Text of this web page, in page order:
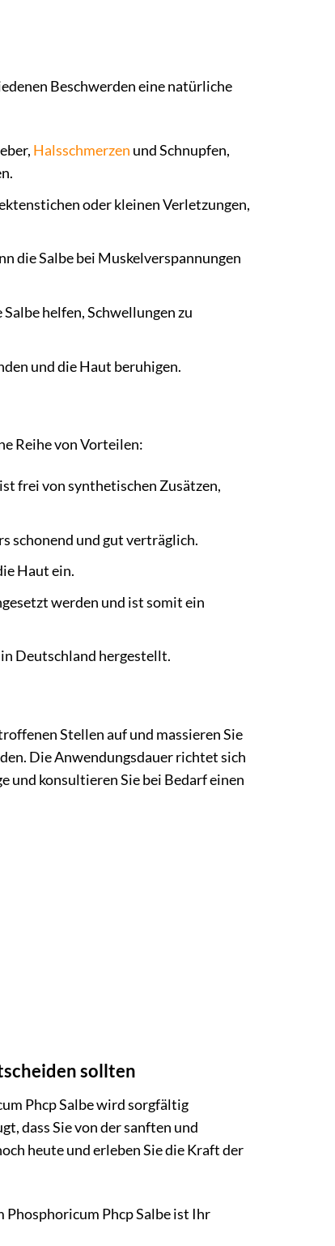
Beschwerden eine natürliche
Halsschmerzen und Schnupfen,
oder kleinen Verletzungen,
die Salbe bei Muskelverspannungen
helfen, Schwellungen zu
und die Haut beruhigen.
Reihe von Vorteilen:
frei von synthetischen Zusätzen,
schonend und gut verträglich.
Haut ein.
werden und ist somit ein
Deutschland hergestellt.
Stellen auf und massieren Sie
Die Anwendungsdauer richtet sich
und konsultieren Sie bei Bedarf einen
sollten
Phcp Salbe wird sorgfältig
dass Sie von der sanften und
heute und erleben Sie die Kraft der
Phcp Salbe ist Ihr